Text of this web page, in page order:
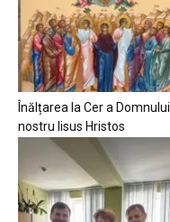
Înălțarea la Cer a Domnului
nostru Iisus Hristos